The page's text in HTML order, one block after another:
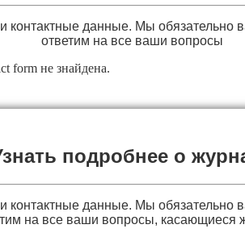
контактные данные. Мы обязательно
ответим на все ваши вопросы
form не знайдена.
подробнее о
контактные данные. Мы обязательно
на все ваши вопросы, касающиеся